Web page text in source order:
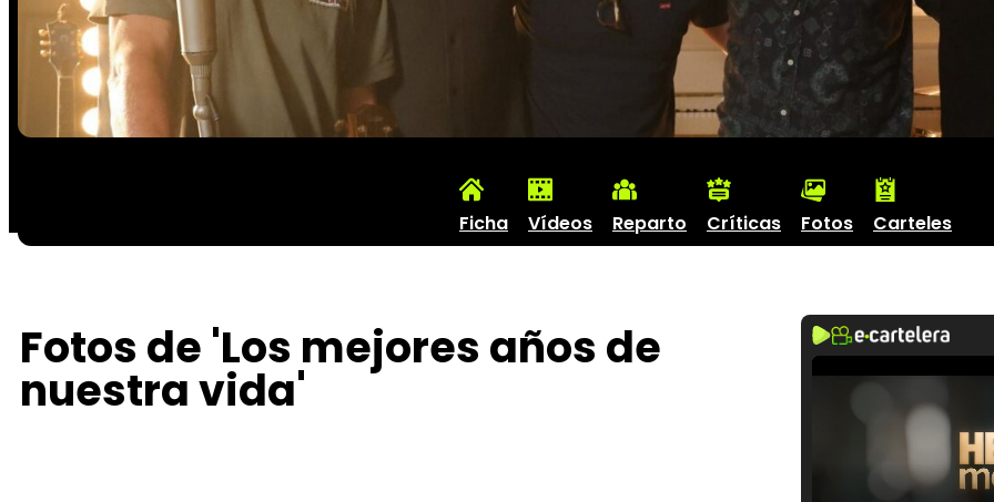
Ficha Vídeos Reparto Críticas Fotos Carteles
Fotos de 'Los mejores años de
nuestra vida'